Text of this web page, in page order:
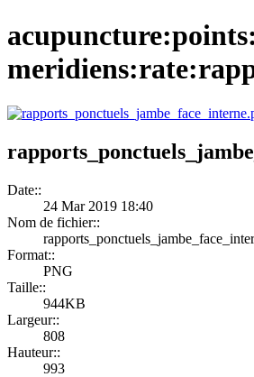
Date::
24 Mar 2019 18:40
Nom de fichier::
Format::
PNG
Taille::
944KB
Largeur::
808
Hauteur::
993